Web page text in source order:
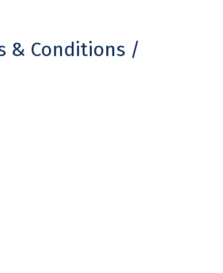
& Conditions /